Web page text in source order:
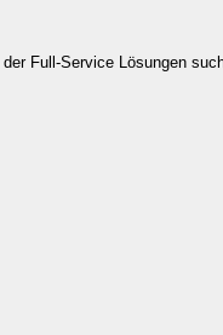
Full-Service Lösungen